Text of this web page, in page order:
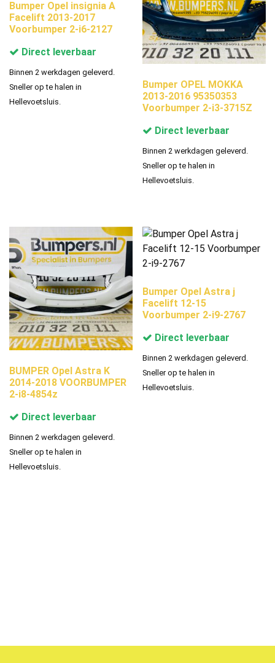
Bumper Opel insignia A
Facelift 2013-2017
Voorbumper 2-i6-2127
Direct leverbaar
Binnen 2 werkdagen geleverd.
Sneller op te halen in
Hellevoetsluis.
Bumper OPEL MOKKA
2013-2016 95350353
Voorbumper 2-i3-3715Z
Direct leverbaar
Binnen 2 werkdagen geleverd.
Sneller op te halen in
Hellevoetsluis.
BUMPER Opel Astra K
2014-2018 VOORBUMPER
2-i8-4854z
Direct leverbaar
Binnen 2 werkdagen geleverd.
Sneller op te halen in
Hellevoetsluis.
Bumper Opel Astra j
Facelift 12-15
Voorbumper 2-i9-2767
Direct leverbaar
Binnen 2 werkdagen geleverd.
Sneller op te halen in
Hellevoetsluis.